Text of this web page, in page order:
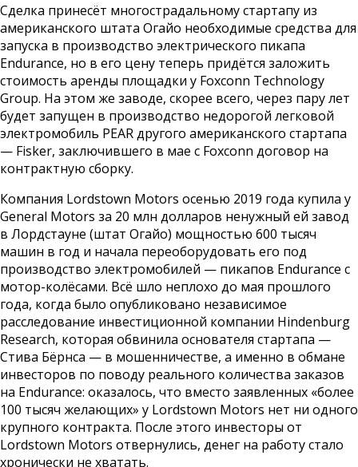
Сделка принесёт многострадальному стартапу из
американского штата Огайо необходимые средства для
запуска в производство электрического пикапа
Endurance, но в его цену теперь придётся заложить
стоимость аренды площадки у Foxconn Technology
Group. На этом же заводе, скорее всего, через пару лет
будет запущен в производство недорогой легковой
электромобиль PEAR другого американского стартапа
— Fisker, заключившего в мае с Foxconn договор на
контрактную сборку.
Компания Lordstown Motors осенью 2019 года купила у
General Motors за 20 млн долларов ненужный ей завод
в Лордстауне (штат Огайо) мощностью 600 тысяч
машин в год и начала переоборудовать его под
производство электромобилей — пикапов Endurance с
мотор-колёсами. Всё шло неплохо до мая прошлого
года, когда было опубликовано независимое
расследование инвестиционной компании Hindenburg
Research, которая обвинила основателя стартапа —
Стива Бёрнса — в мошенничестве, а именно в обмане
инвесторов по поводу реального количества заказов
на Endurance: оказалось, что вместо заявленных «более
100 тысяч желающих» у Lordstown Motors нет ни одного
крупного контракта. После этого инвесторы от
Lordstown Motors отвернулись, денег на работу стало
хронически не хватать.